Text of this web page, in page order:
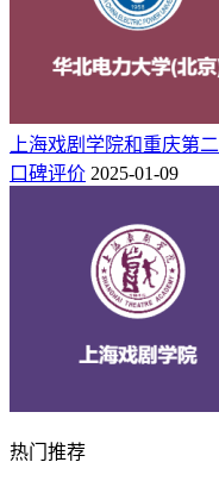
上海戏剧学院和重庆第
口碑评价 2025-01-09
热门推荐